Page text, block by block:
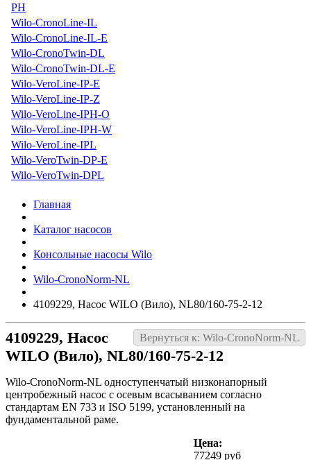
PH
Wilo-CronoLine-IL
Wilo-CronoLine-IL-E
Wilo-CronoTwin-DL
Wilo-CronoTwin-DL-E
Wilo-VeroLine-IP-E
Wilo-VeroLine-IP-Z
Wilo-VeroLine-IPH-O
Wilo-VeroLine-IPH-W
Wilo-VeroLine-IPL
Wilo-VeroTwin-DP-E
Wilo-VeroTwin-DPL
Главная
Каталог насосов
Консольные насосы Wilo
Wilo-CronoNorm-NL
4109229, Насос WILO (Вило), NL80/160-75-2-12
Вернуться к: Wilo-CronoNorm-NL
4109229, Насос
WILO (Вило), NL80/160-75-2-12
Wilo-CronoNorm-NL одноступенчатый низконапорный
центробежный насос с осевым всасыванием согласно
стандартам EN 733 и ISO 5199, установленный на
фундаментальной раме.
Цена:
77249 руб